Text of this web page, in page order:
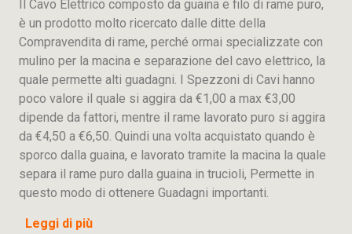
Il Cavo Elettrico composto da guaina e filo di rame puro,
è un prodotto molto ricercato dalle ditte della
Compravendita di rame, perché ormai specializzate con
mulino per la macina e separazione del cavo elettrico, la
quale permette alti guadagni. I Spezzoni di Cavi hanno
poco valore il quale si aggira da €1,00 a max €3,00
dipende da fattori, mentre il rame lavorato puro si aggira
da €4,50 a €6,50. Quindi una volta acquistato quando è
sporco dalla guaina, e lavorato tramite la macina la quale
separa il rame puro dalla guaina in trucioli, Permette in
questo modo di ottenere Guadagni importanti.
Leggi di più